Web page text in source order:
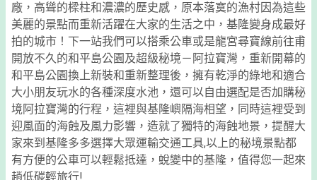
廠，高聳的樑柱和濃濃的歷史感，原本落寞的漁村因為這些
美麗的景點而重新活躍在大家的生活之中，基隆變身成最好
拍的城市！下一站我們可以搭乘公車或是龍宮尋寶線前往甫
開放不久的和平島公園及超級秘境－阿拉寶灣，重新開幕的
和平島公園換上新裝和重新整理後，擁有乾淨的綠地和適合
大小朋友玩水的各種深度水池，還可以自由選配是否加購秘
境阿拉寶灣的行程，這裡與基隆嶼隔海相望，同時這裡受到
迎風面的海蝕及風力影響，造就了獨特的海蝕地景，提醒大
家來到基隆多多選擇大眾運輸交通工具,以上的秘境景點都
有方便的公車可以輕鬆抵達，蛻變中的基隆，值得您一起來
趟低碳輕旅行!